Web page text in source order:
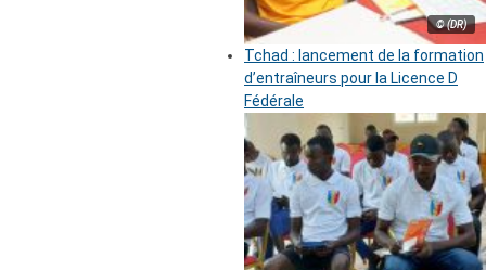
© (DR)
Tchad : lancement de la formation
d’entraîneurs pour la Licence D
Fédérale